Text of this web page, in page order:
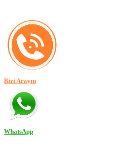
Bizi Arayın
WhatsApp